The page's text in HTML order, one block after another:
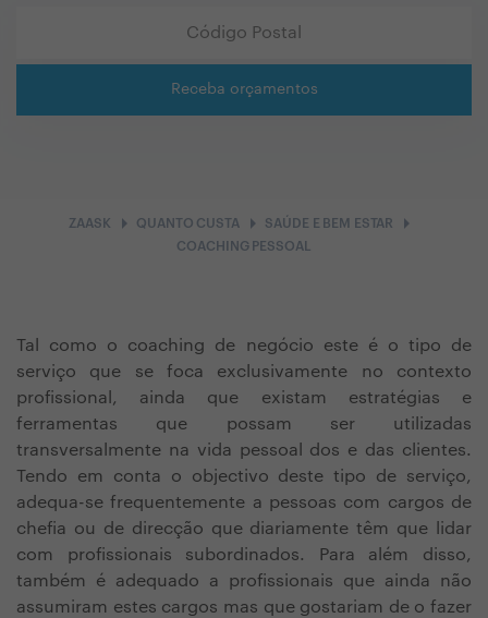
Receba orçamentos
ZAASK arrow_right QUANTO CUSTAarrow_right SAÚDE E BEM ESTAR arrow_right
COACHING PESSOAL
Tal como o coaching de negócio este é o tipo de
serviço que se foca exclusivamente no contexto
profissional, ainda que existam estratégias e
ferramentas que possam ser utilizadas
transversalmente na vida pessoal dos e das clientes.
Tendo em conta o objectivo deste tipo de serviço,
adequa-se frequentemente a pessoas com cargos de
chefia ou de direcção que diariamente têm que lidar
com profissionais subordinados. Para além disso,
também é adequado a profissionais que ainda não
assumiram estes cargos mas que gostariam de o fazer